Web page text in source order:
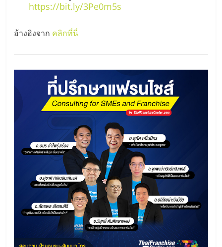
https://bit.ly/3Pe0m5s
อ้างอิงจาก คลิกที่นี่